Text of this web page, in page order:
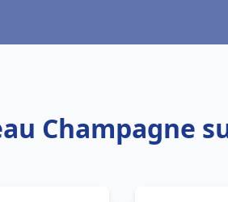
Champagne